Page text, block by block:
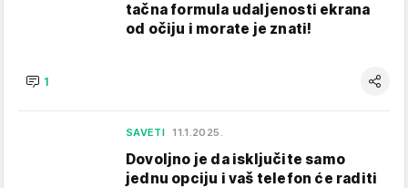
tačna formula udaljenosti ekrana
od očiju i morate je znati!
1
SAVETI 11.1.2025.
Dovoljno je da isključite samo
jednu opciju i vaš telefon će raditi